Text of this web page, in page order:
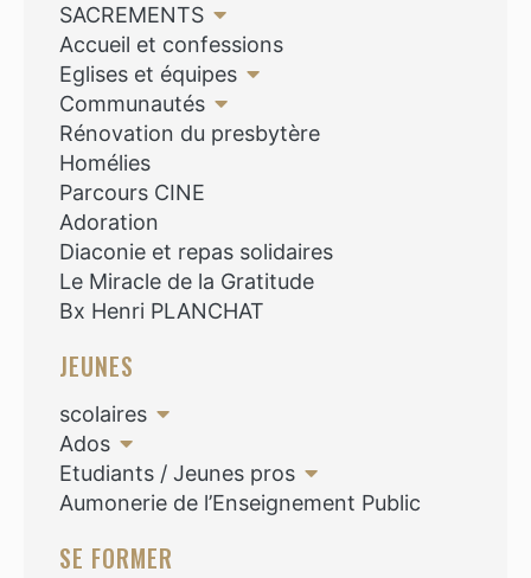
SACREMENTS
Accueil et confessions
Eglises et équipes
Communautés
Rénovation du presbytère
Homélies
Parcours CINE
Adoration
Diaconie et repas solidaires
Le Miracle de la Gratitude
Bx Henri PLANCHAT
JEUNES
scolaires
Ados
Etudiants / Jeunes pros
Aumonerie de l’Enseignement Public
SE FORMER